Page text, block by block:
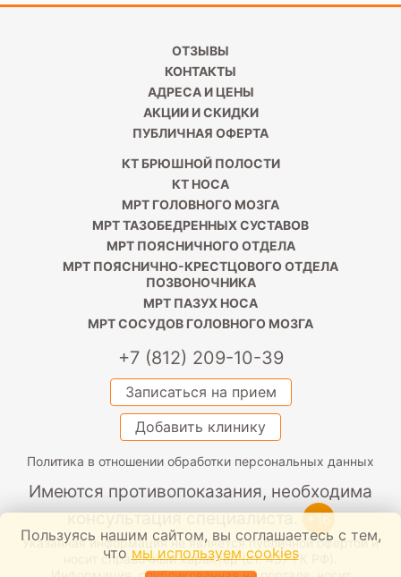
ОТЗЫВЫ
КОНТАКТЫ
АДРЕСА И ЦЕНЫ
АКЦИИ И СКИДКИ
ПУБЛИЧНАЯ ОФЕРТА
КТ БРЮШНОЙ ПОЛОСТИ
КТ НОСА
МРТ ГОЛОВНОГО МОЗГА
МРТ ТАЗОБЕДРЕННЫХ СУСТАВОВ
МРТ ПОЯСНИЧНОГО ОТДЕЛА
МРТ ПОЯСНИЧНО-КРЕСТЦОВОГО ОТДЕЛА
ПОЗВОНОЧНИКА
МРТ ПАЗУХ НОСА
МРТ СОСУДОВ ГОЛОВНОГО МОЗГА
+7 (812) 209-10-39
Записаться на прием
Добавить клинику
Политика в отношении обработки персональных данных
Имеются противопоказания, необходима
консультация специалиста. +16
Указанная информация не является публичной офертой и
носит справочный характер (ст. 437 ГК РФ).
Пользуясь нашим сайтом, вы соглашаетесь с тем,
что мы используем cookies